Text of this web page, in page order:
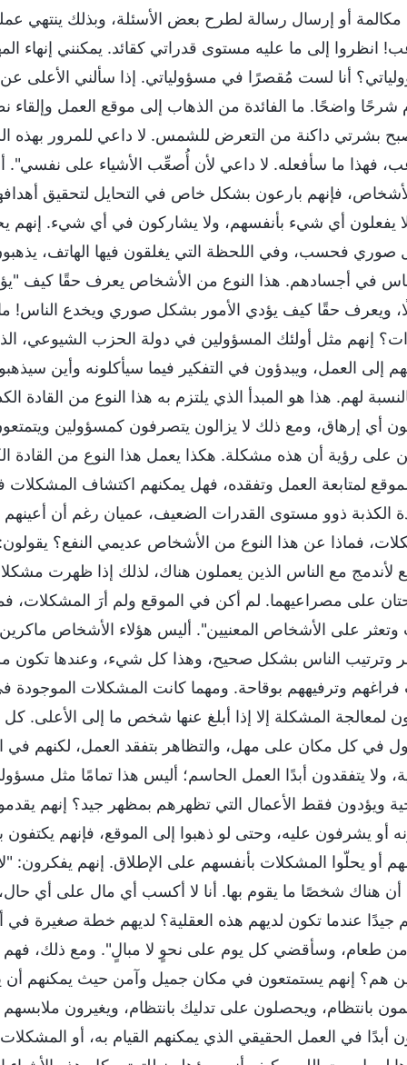
مكالمة أو إرسال رسالة لطرح بعض الأسئلة، وبذلك ينتهي
انظروا إلى ما عليه مستوى قدراتي كقائد. يمكنني إنهاء
أنا لست مُقصرًا في مسؤولياتي. إذا سألني الأعلى عن
شرحًا واضحًا. ما الفائدة من الذهاب إلى موقع العمل
بشرتي داكنة من التعرض للشمس. لا داعي للمرور
فهذا ما سأفعله. لا داعي لأن أُصعِّب الأشياء على نفسي".
فإنهم بارعون بشكل خاص في التحايل لتحقيق
يفعلون أي شيء بأنفسهم، ولا يشاركون في أي شيء. إنهم
فحسب، وفي اللحظة التي يغلقون فيها الهاتف،
في أجسادهم. هذا النوع من الأشخاص يعرف حقًا كيف
ويعرف حقًا كيف يؤدي الأمور بشكل صوري ويخدع الناس! ما
إنهم مثل أولئك المسؤولين في دولة الحزب الشيوعي،
إلى العمل، ويبدؤون في التفكير فيما سيأكلونه وأين
لهم. هذا هو المبدأ الذي يلتزم به هذا النوع من
أي إرهاق، ومع ذلك لا يزالون يتصرفون كمسؤولين
على رؤية أن هذه مشكلة. هكذا يعمل هذا النوع من القادة
لمتابعة العمل وتفقده، فهل يمكنهم اكتشاف المشكلات
الكذبة ذوو مستوى القدرات الضعيف، عميان رغم أن
فماذا عن هذا النوع من الأشخاص عديمي النفع؟
لأندمج مع الناس الذين يعملون هناك، لذلك إذا ظهرت
على مصراعيهما. لم أكن في الموقع ولم أرَ المشكلات،
على الأشخاص المعنيين". أليس هؤلاء الأشخاص
وترتيب الناس بشكل صحيح، وهذا كل شيء، وعندها تكون
وترفيههم بوقاحة. ومهما كانت المشكلات الموجودة
لمعالجة المشكلة إلا إذا أبلغ عنها شخص ما إلى الأعلى. كل
في كل مكان على مهل، والتظاهر بتفقد العمل، لكنهم في
ولا يتفقدون أبدًا العمل الحاسم؛ أليس هذا تمامًا مثل
ويؤدون فقط الأعمال التي تظهرهم بمظهر جيد؟ إنهم يقدمون
أو يشرفون عليه، وحتى لو ذهبوا إلى الموقع، فإنهم يكتفون
أو يحلّوا المشكلات بأنفسهم على الإطلاق. إنهم يفكرون: "لا
هناك شخصًا ما يقوم بها. أنا لا أكسب أي مال على أي
جيدًا عندما تكون لديهم هذه العقلية؟ لديهم خطة صغيرة
طعام، وسأقضي كل يوم على نحوٍ لا مبالٍ". ومع ذلك، فهم
هم؟ إنهم يستمتعون في مكان جميل وآمن حيث يمكنهم أن
بانتظام، ويحصلون على تدليك بانتظام، ويغيرون ملابسهم
أبدًا في العمل الحقيقي الذي يمكنهم القيام به، أو